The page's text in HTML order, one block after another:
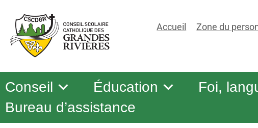
Accueil Zone du
Conseil Éducation Foi,
Bureau d’assistance